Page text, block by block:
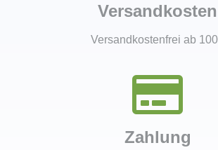
Versandkosten
Versandkostenfrei ab
Zahlung